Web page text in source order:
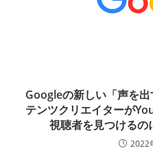
Googleの新しい「声を
テンツクリエイターが
視聴者を見つけるの
2022